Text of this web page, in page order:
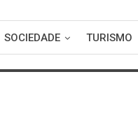
SOCIEDADE TURISMO